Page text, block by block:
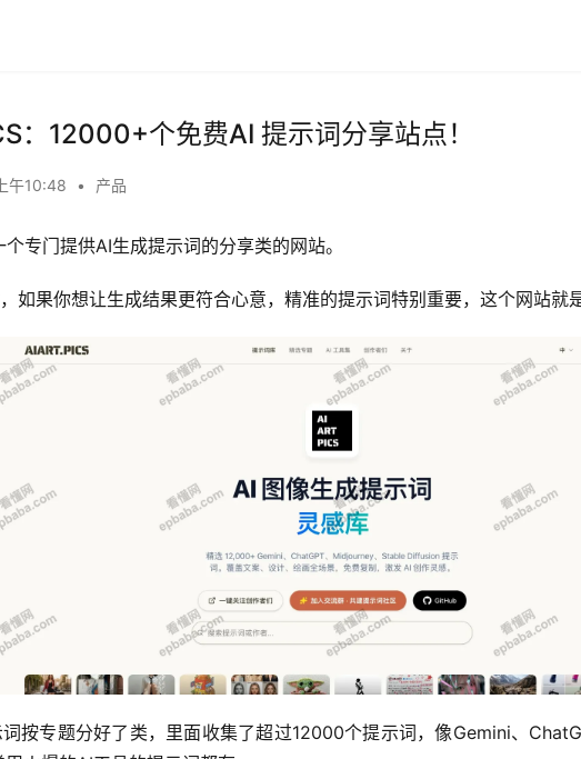
：12000+个免费AI 提示词分享站点！
午10:48 • 产品
专门提供AI生成提示词的分享类的网站。
如果你想让生成结果更符合心意，精准的提示词特别重要，这个网站就
词按专题分好了类，里面收集了超过12000个提示词，像Gemini、